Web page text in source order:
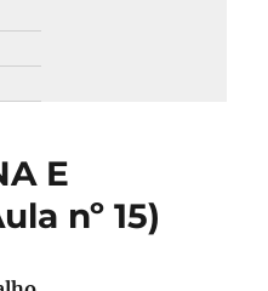
E
nº 15)